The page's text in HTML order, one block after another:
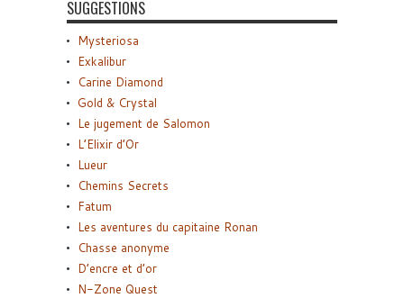
SUGGESTIONS
Mysteriosa
Exkalibur
Carine Diamond
Gold & Crystal
Le jugement de Salomon
L’Elixir d’Or
Lueur
Chemins Secrets
Fatum
Les aventures du capitaine Ronan
Chasse anonyme
D’encre et d’or
N-Zone Quest